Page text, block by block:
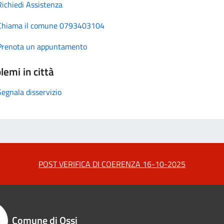
Assistenza
il comune 0793403104
un appuntamento
in città
disservizio
POST VERIFICA DI COERENZA 16-10-2025
Comune di Ossi